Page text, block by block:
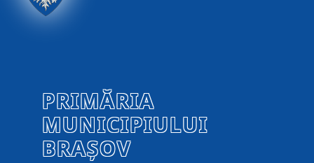
PRIMĂRIA
MUNICIPIULUI
BRAȘOV